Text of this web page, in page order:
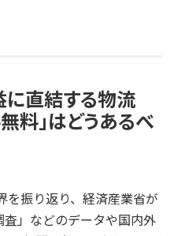
に直結する物流
料」はどうあるべ
を振り返り、経済産業省が
」などのデータや国内外